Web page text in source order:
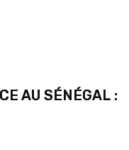
AU SÉNÉGAL :